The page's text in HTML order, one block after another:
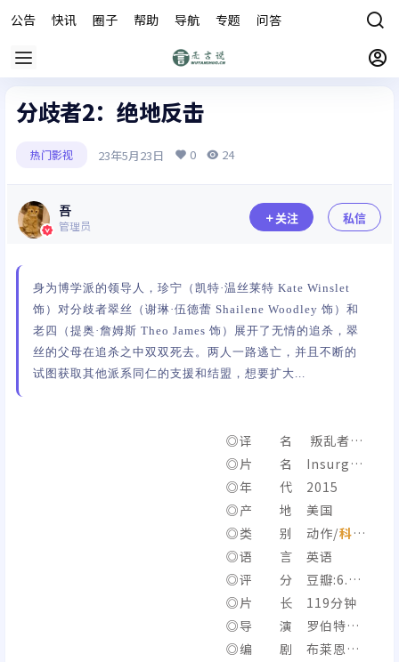
公告 快讯 圈子 帮助 导航 专题 问答
分歧者2：绝地反击
热门影视 23年5月23日 0 24
吾
管理员 关注 私信
身为博学派的领导人，珍宁（凯特·温丝莱特 Kate Winslet
饰）对分歧者翠丝（谢琳·伍德蕾 Shailene Woodley 饰）和
老四（提奥·詹姆斯 Theo James 饰）展开了无情的追杀，翠
丝的父母在追杀之中双双死去。两人一路逃亡，并且不断的
试图获取其他派系同仁的支援和结盟，想要扩大...
◎译 名 叛乱者·
强权终结(港) / 分歧者
2：叛乱者(台) / 分歧者
2：反叛者 / 反叛者 / T
he Divergent Series:
Insurgent
◎片 名 Insurgen
t
◎年 代 2015
◎产 地 美国
◎类 别 动作/科幻
/冒险
◎语 言 英语
◎评 分 豆瓣:6.1/I
MDb:6.2
◎片 长 119分钟
◎导 演 罗伯特·
施文特克
◎编 剧 布莱恩·